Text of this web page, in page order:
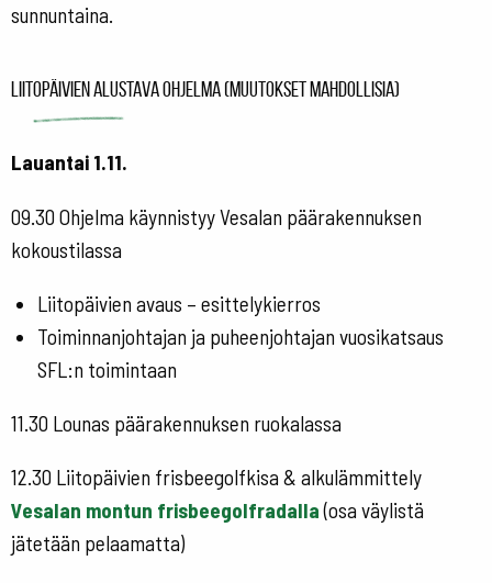
sunnuntaina.
Liitopäivien alustava ohjelma (muutokset mahdollisia)
Lauantai 1.11.
09.30 Ohjelma käynnistyy Vesalan päärakennuksen
kokoustilassa
Liitopäivien avaus – esittelykierros
Toiminnanjohtajan ja puheenjohtajan vuosikatsaus
SFL:n toimintaan
11.30 Lounas päärakennuksen ruokalassa
12.30 Liitopäivien frisbeegolfkisa & alkulämmittely
Vesalan montun frisbeegolfradalla(osa väylistä
jätetään pelaamatta)